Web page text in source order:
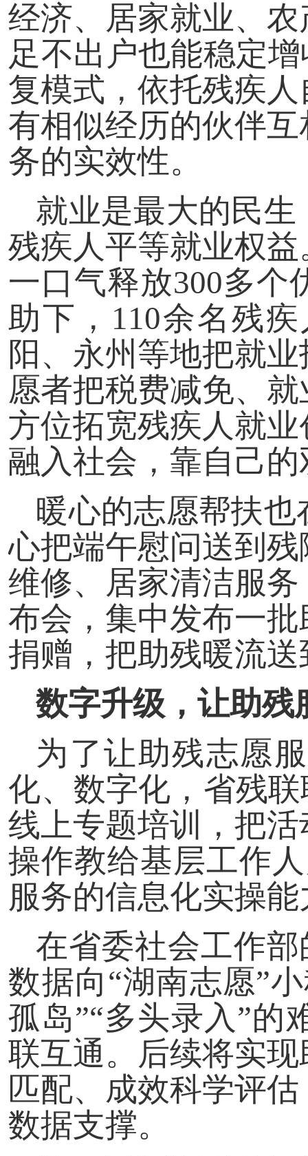
经济、居家就业、
足不出户也能稳定
复模式，依托残疾
有相似经历的伙伴
务的实效性。
就业是最大的民
残疾人平等就业权
一口气释放300多个
助下，110余名残
阳、永州等地把就
愿者把税费减免、
方位拓宽残疾人就
融入社会，靠自己
暖心的志愿帮扶
心把端午慰问送到
维修、居家清洁服
布会，集中发布一
捐赠，把助残暖流
数字升级，让助残
为了让助残志愿
化、数字化，省残
线上专题培训，把
操作教给基层工作
服务的信息化实操
在省委社会工作部
数据向“湖南志愿”
孤岛”“多头录入”的
联互通。后续将实
匹配、成效科学评
数据支撑。